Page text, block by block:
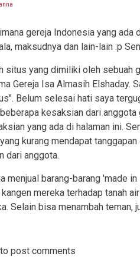
gereja Indonesia yang
maksudnya dan lain-lain :p
situs yang dimiliki oleh sebuah
Gereja Isa Almasih Elshaday.
Belum selesai hati saya
kesaksian dari
yang ada di halaman ini.
kurang mendapat
dari anggota.
menjual barang-barang 'made
mereka terhadap tanah
Selain bisa menambah teman,
to post comments